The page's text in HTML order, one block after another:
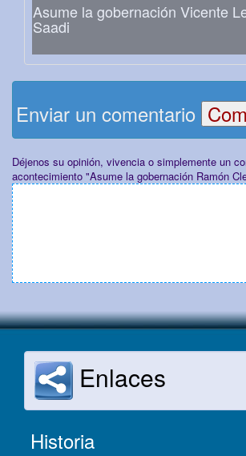
Asume la gobernación Vicente
Saadi
Enviar un comentario
Déjenos su opinión, vivencia o simplemente un
acontecimiento "Asume la gobernación Ramón
Enlaces
Historia